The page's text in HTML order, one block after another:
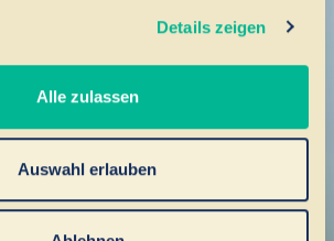
Details zeigen
Alle zulassen
Auswahl erlauben